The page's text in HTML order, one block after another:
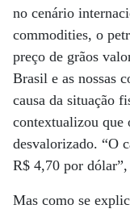
no cenário
commodities, o
preço de grãos
Brasil e as nossas
causa da situação
contextualizou que
desvalorizado. “O
R$ 4,70 por
Mas como se